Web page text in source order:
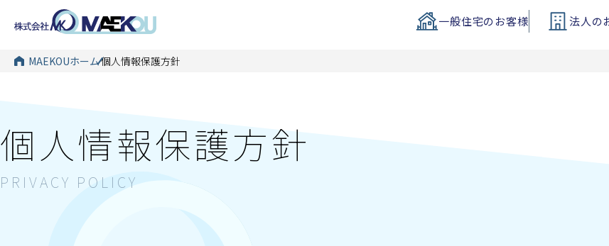
一般住宅のお客様 法人の
MAEKOUホーム個人情報保護方針
個人情報保護方針